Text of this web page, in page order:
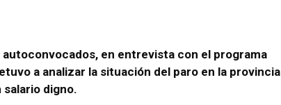
en entrevista con el programa
a analizar la situación del paro en la provincia
salario digno.